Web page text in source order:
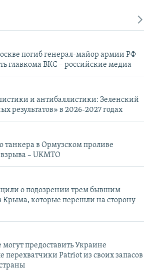
погиб генерал-майор армии РФ
главкома ВКС – российские медиа
и антибаллистики: Зеленский
результатов» в 2026-2027 годах
танкера в Ормузском проливе
– UKMTO
о подозрении трем бывшим
Крыма, которые перешли на сторону
предоставить Украине
перехватчики Patriot из своих запасов